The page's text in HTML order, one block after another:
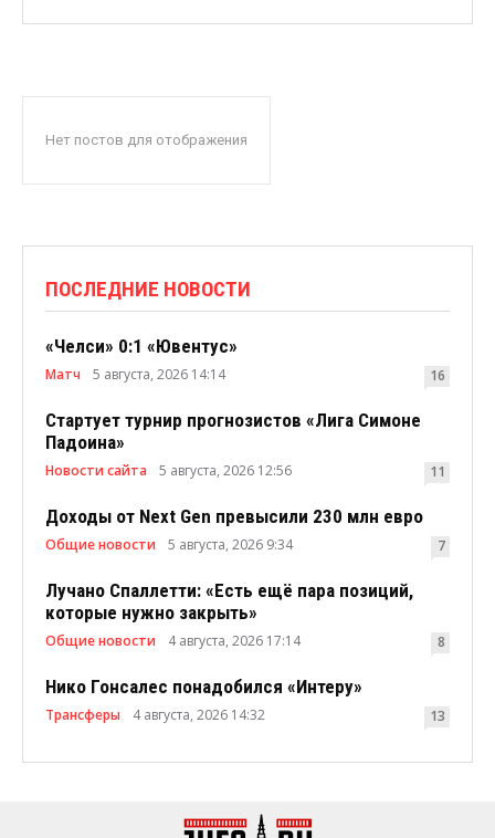
Нет постов для отображения
ПОСЛЕДНИЕ НОВОСТИ
«Челси» 0:1 «Ювентус»
Матч 5 августа, 2026 14:14 16
Стартует турнир прогнозистов «Лига Симоне
Падоина»
Новости сайта 5 августа, 2026 12:56 11
Доходы от Next Gen превысили 230 млн евро
Общие новости 5 августа, 2026 9:34 7
Лучано Спаллетти: «Есть ещё пара позиций,
которые нужно закрыть»
Общие новости 4 августа, 2026 17:14 8
Нико Гонсалес понадобился «Интеру»
Трансферы 4 августа, 2026 14:32 13